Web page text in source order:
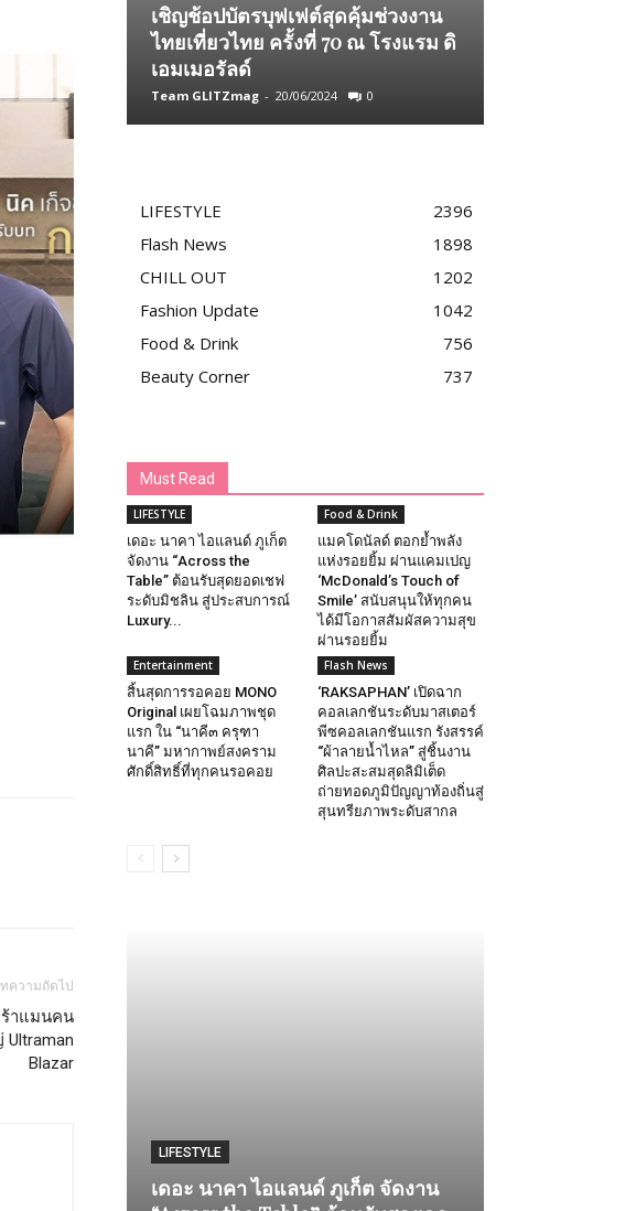
ความถัดไป
ร้าแมนคน
Blazar
เชิญช้อปบัตรบุฟเฟต์สุดคุ้มช่วงงาน
ไทยเที่ยวไทย ครั้งที่ 70 ณ โรงแรม ดิ
เอมเมอรัลด์
Team GLITZmag - 20/06/2024 0
LIFESTYLE
2396
Flash News
1898
CHILL OUT
1202
Fashion Update
1042
Food & Drink
756
Beauty Corner
737
Must Read
LIFESTYLE
เดอะ นาคา ไอแลนด์ ภูเก็ต
จัดงาน “Across the
Table” ต้อนรับสุดยอดเชฟ
ระดับมิชลิน สู่ประสบการณ์
Luxury...
Food & Drink
แมคโดนัลด์ ตอกย้ำพลัง
แห่งรอยยิ้ม ผ่านแคมเปญ
‘McDonald’s Touch of
Smile’ สนับสนุนให้ทุกคน
ได้มีโอกาสสัมผัสความสุข
ผ่านรอยยิ้ม
Entertainment
สิ้นสุดการรอคอย MONO
Original เผยโฉมภาพชุด
แรก ใน “นาคี๓ ครุฑา
นาคี” มหากาพย์สงคราม
ศักดิ์สิทธิ์ที่ทุกคนรอคอย
Flash News
‘RAKSAPHAN’ เปิดฉาก
คอลเลกชันระดับมาสเตอร์
พีซคอลเลกชันแรก รังสรรค์
“ผ้าลายน้ำไหล” สู่ชิ้นงาน
ศิลปะสะสมสุดลิมิเต็ด
ถ่ายทอดภูมิปัญญาท้องถิ่นสู่
สุนทรียภาพระดับสากล
LIFESTYLE
เดอะ นาคา ไอแลนด์ ภูเก็ต จัดงาน